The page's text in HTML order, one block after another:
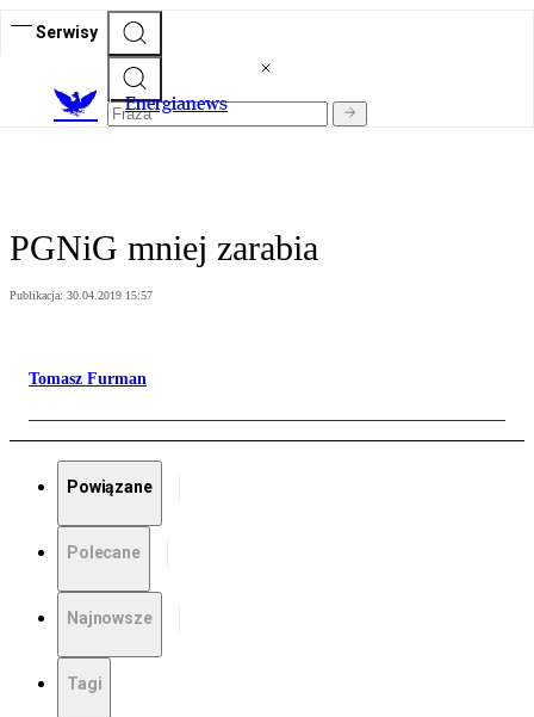
Serwisy
Energianews
PGNiG mniej zarabia
Publikacja: 30.04.2019 15:57
Tomasz Furman
Powiązane
Polecane
Najnowsze
Tagi